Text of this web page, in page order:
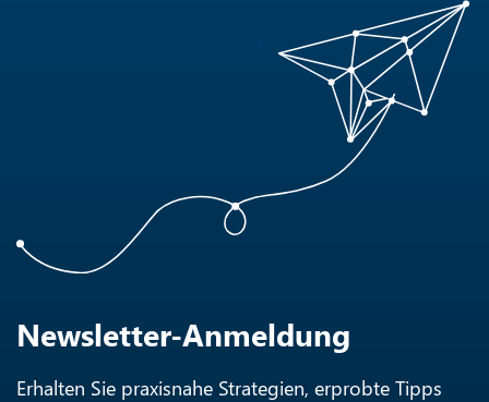
Newsletter-Anmeldung
Erhalten Sie praxisnahe Strategien, erprobte Tipps